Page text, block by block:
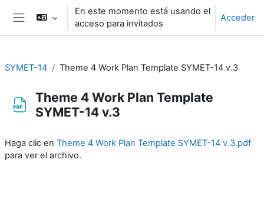
Salta al contenido principal
Panel lateral
En este momento está usando el
acceso para invitados
Acceder
SYMET-14 Theme 4 Work Plan Template SYMET-14 v.3
Theme 4 Work Plan Template
SYMET-14 v.3
Haga clic en Theme 4 Work Plan Template SYMET-14 v.3.pdf
para ver el archivo.